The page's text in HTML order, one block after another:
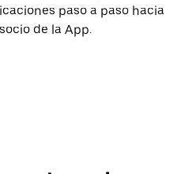
paso a paso hacia
de la App.